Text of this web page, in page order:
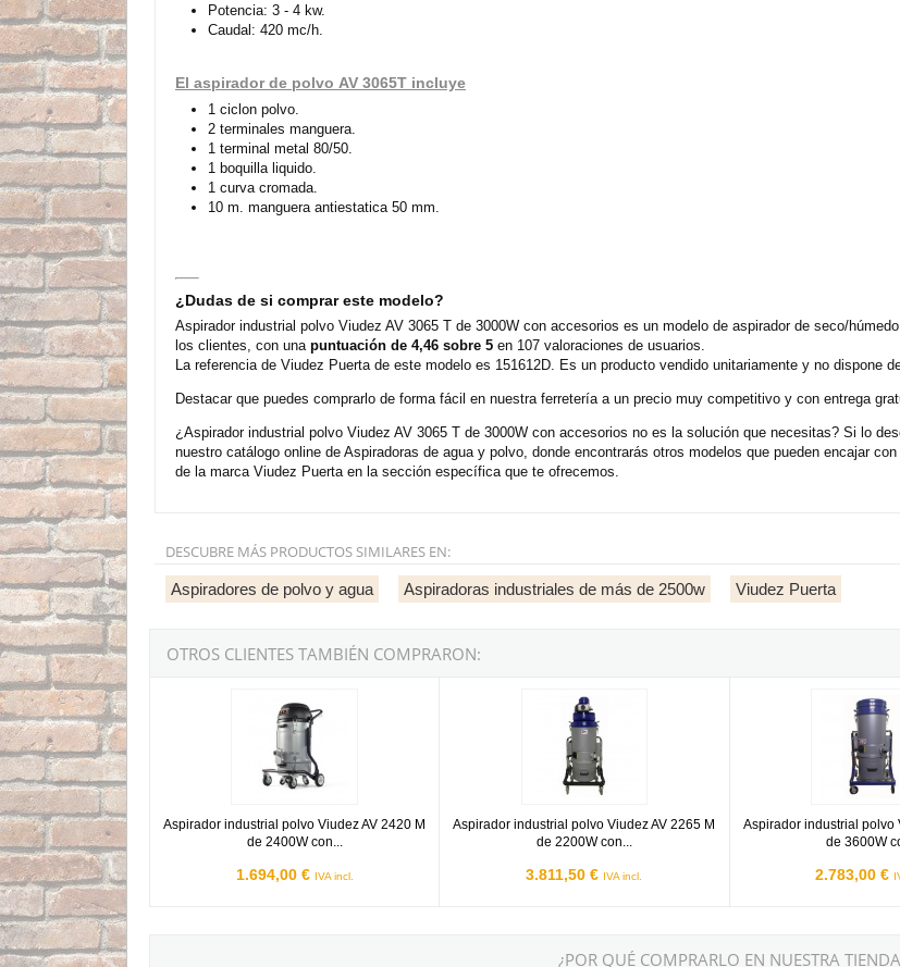
Potencia: 3 - 4 kw.
Caudal: 420 mc/h.
El aspirador de polvo AV 3065T incluye
1 ciclon polvo.
2 terminales manguera.
1 terminal metal 80/50.
1 boquilla liquido.
1 curva cromada.
10 m. manguera antiestatica 50 mm.
¿Dudas de si comprar este modelo?
Aspirador industrial polvo Viudez AV 3065 T de 3000W con accesorios es un modelo de aspirador de seco/
los clientes, con una puntuación de 4,46 sobre 5 en 107 valoraciones de usuarios.
La referencia de Viudez Puerta de este modelo es 151612D. Es un producto vendido unitariamente y no dispone
Destacar que puedes comprarlo de forma fácil en nuestra ferretería a un precio muy competitivo y con entrega
¿Aspirador industrial polvo Viudez AV 3065 T de 3000W con accesorios no es la solución que necesitas? Si lo
nuestro catálogo online de Aspiradoras de agua y polvo, donde encontrarás otros modelos que pueden encajar
de la marca Viudez Puerta en la sección específica que te ofrecemos.
DESCUBRE MÁS PRODUCTOS SIMILARES EN:
Aspiradores de polvo y agua Aspiradoras industriales de más de 2500w Viudez Puerta
OTROS CLIENTES TAMBIÉN COMPRARON:
Aspirador industrial polvo Viudez AV 2420 M
de 2400W con...
1.694,00 € IVA incl.
Aspirador industrial polvo Viudez AV 2265 M
de 2200W con...
3.811,50 € IVA incl.
Aspirador industrial polvo
de 3600W
2.783,00 €
Aspirador industrial
¿POR QUÉ COMPRARLO EN NUESTRA